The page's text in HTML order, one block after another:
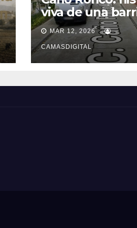
viva de una
popular de
MAR 12, 2026
CAMASDIGITAL